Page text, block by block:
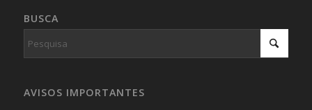
BUSCA
AVISOS IMPORTANTES